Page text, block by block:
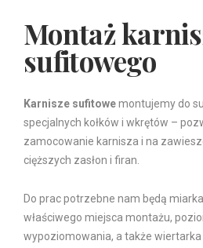
Montaż
sufitowego
Karnisze sufitowemontujemy do
specjalnych kołków i wkrętów –
zamocowanie karnisza i na
cięższych zasłon i firan.
Do prac potrzebne nam będą
właściwego miejsca montażu,
wypoziomowania, a także